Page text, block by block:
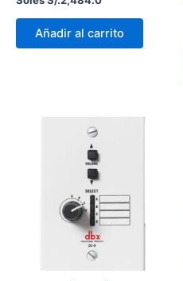
Añadir al carrito